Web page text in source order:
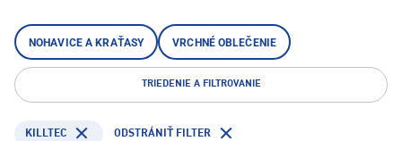
NOHAVICE A KRAŤASY VRCHNÉ OBLEČENIE
TRIEDENIE A FILTROVANIE
KILLTEC ODSTRÁNIŤ FILTER